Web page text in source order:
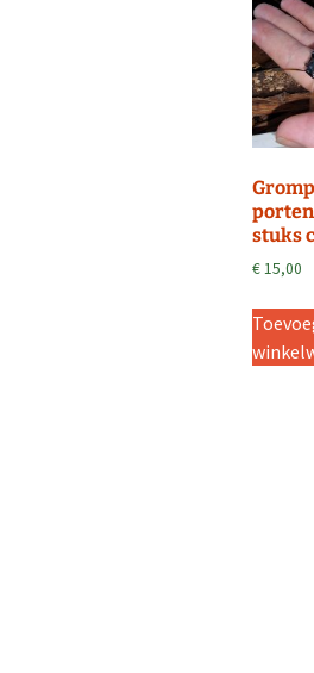
stuks
€15,00